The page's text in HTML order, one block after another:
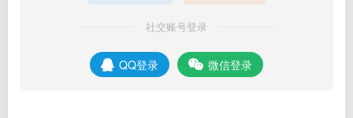
社交账号登录
QQ登录 微信登录